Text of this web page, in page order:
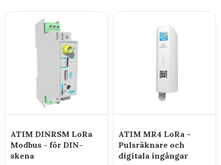
ATIM DINRSM LoRa
Modbus - för DIN-
skena
ATIM MR4 LoRa –
Pulsräknare och
digitala ingångar